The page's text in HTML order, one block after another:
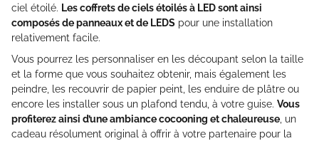
ciel étoilé. Les coffrets de ciels étoilés à LED sont ainsi
composés de panneaux et de LEDS pour une installation
relativement facile.
Vous pourrez les personnaliser en les découpant selon la taille
et la forme que vous souhaitez obtenir, mais également les
peindre, les recouvrir de papier peint, les enduire de plâtre ou
encore les installer sous un plafond tendu, à votre guise. Vous
profiterez ainsi d’une ambiance cocooning et chaleureuse, un
cadeau résolument original à offrir à votre partenaire pour la